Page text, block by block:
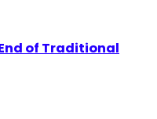
of Traditional